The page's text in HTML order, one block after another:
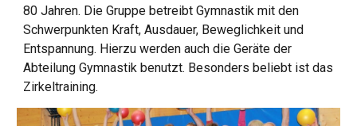
80 Jahren. Die Gruppe betreibt Gymnastik mit den
Schwerpunkten Kraft, Ausdauer, Beweglichkeit und
Entspannung. Hierzu werden auch die Geräte der
Abteilung Gymnastik benutzt. Besonders beliebt ist das
Zirkeltraining.